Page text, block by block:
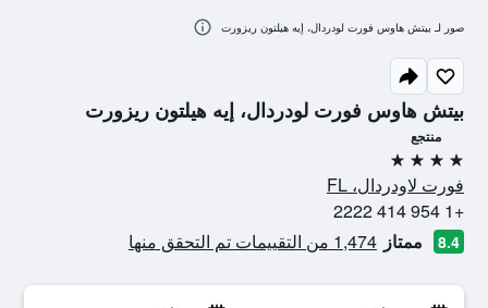
بيتش هاوس فورت لودردال، إيه هيلتون ريزورت
منتجع
4 نجوم
فورت لاودردال، FL
+1 954 414 2222
8.4 ممتاز 1,474 من التقييمات تم التحقق منها
صور لـ بيتش هاوس فورت لودردال، إيه هيلتون ريزورت